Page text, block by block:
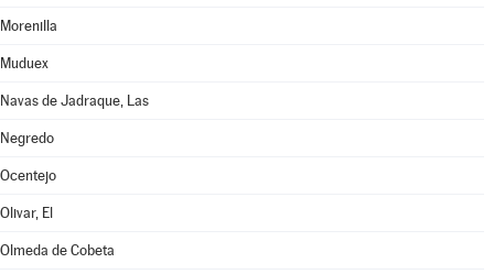
Morenilla
Muduex
Navas de Jadraque, Las
Negredo
Ocentejo
Olivar, El
Olmeda de Cobeta